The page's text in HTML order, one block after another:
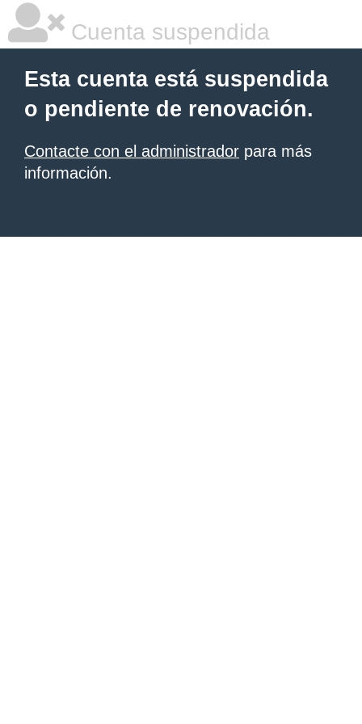
Cuenta suspendida
Esta cuenta está suspendida
o pendiente de renovación.
Contacte con el administrador para más
información.